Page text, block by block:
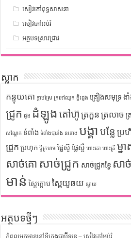
សៀវភៅពុទ្ធសាសនា
សៀវភៅអប់រំ
អត្ថបទស្រាវជ្រាវ
ស្លាក
កន្ទុយគោ ក្តាមស្រែ ក្រអៅឈូក ខ្ទិះដូង គ្រឿងសមុទ្រ ង
ជ្រូក ដូង ដំឡូង តៅហ៊ូ ត្រកួន ត្រលាច
សណ្តែក ទំពាំង ទំពាំងបារាំង ននោង បង្គា បន្លែ ប្រ
ជ្រូក ប្រហុក ផ្ទីក្រហម ផ្លែស៊ូ ផ្លែស្ពឺ ពោះគោ ពោះត្រី ម្ន
សាច់គោ សាច់ជ្រូក សាច់ជ្រូកខ្វៃ សា
មាន់ ស្ពៃក្តោប ស្ពៃយូឆយ ស្វាយ
អត្ថបទថ្មីៗ
កំពូលអ្នកមាននៅទីក្រុងបាប៊ីឡូន – សៀវភៅអប់រំ